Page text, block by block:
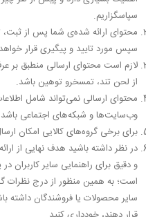
سپاسگزاریم.
محتوای ارائه شده‌ی شما پس از ثبت،
سپس مورد تایید و پیگیری قرار
لازم است محتوای ارسالی منطبق بر
از لحن تند، تمسخرو توهین باشد.
محتوای ارسالی نمی‌تواند شامل
وب‌سایت‌ها و شبکه‌های اجتماعی
برای برخی گروه‌های کالایی امکان
در نظر داشته باشید هدف نهایی از
و دقیق برای راهنمایی سایر
است؛ به همین منظور از درج نظرات
سایر محصولات یا فروشندگان داشته